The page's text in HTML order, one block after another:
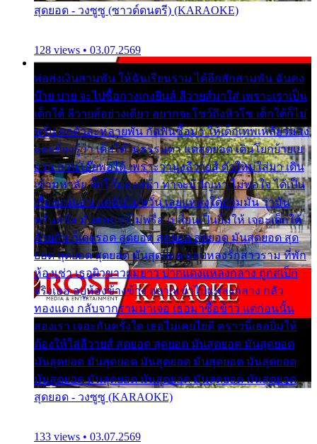
สุดยอด - วงซูซู (ซาวด์ดนตรี) (KARAOKE)
128 views • 03.07.2569
พ่อส่งเงินสามพัน ให้ฉันเรียนราม ได้อีกสักสามพัน ฉันคง
บ๊าย บาย จะไปซื้อกางเกงยีนส์ ลีวายส์มาใส่ เพราะเราเป็น
เด็กใต้ ลีวายส์อย่างเดียว อยากจะโชว์ถึงหิวโซ เด็กใต้ก็ไม่
หวั่น ตกตัวละหลายพัน กัดฟันซื้อมา ให้เด็กเทพเหลียวมอง
และต้องรู้ว่า เด็กใต้ไม่ธรรมดา แต่สุดยอด เดินโยกย้ายเย
ยวน กวนโอ๊ยพอได้ เพราะว่านุ่งลีวายส์ ตัวใหม่ใส่มา เดิน
เข้ามหาลัย จิ๊กโก๊มองหน้า ท่าจะมีปัญหา ไม่พอใจ ได้เป็น
เรื่องแน่นอน แต่ฉันไม่หวั่น เลยแหลงใต้ถามมัน ว่ามัน
พรั่นพรือ มันตอบว่าไม่พรื่อ เปลี่ยนเป็นยิ้มให้ เจอะเด็กใต้
ด้วยกัน ก็เลยรอด สุดยอด สุดยอด สุดยอด มันสุดยอด สุด
ยอด สุดยอด สุดยอด มันสุดยอด แอบหลงรักสาวราม ที่พัก
ห้องเช่า เธอผิวขาวผมยาว ปากแดงแหลงกลาง ถูกสเป็ก
จริงเธอ อยู่ห้องข้างข้าง อยากเข้าไปแหลงกลาง กลัว
ทองแดง กลับจากรามมาเจอ เธอมาซื้อข้าว แต่ก่อนนั้น
สองเรา เจอะกันครั้งใด เธอไม่เคยไยดี คราวนี้เธอยิ้มให้
ต้องให้ใส่ลีวายส์ สุดยอด สุดยอด มันสุดยอด มันสุดยอด
มันสุดยอด มันสุดยอด มันสุดยอด มันสุดยอด มันสุดยอด
มันสุดยอด มันสุดยอด มันสุดยอด มันสุดยอด มันสุดยอด
สุดยอด - วงซูซู (KARAOKE)
133 views • 03.07.2569